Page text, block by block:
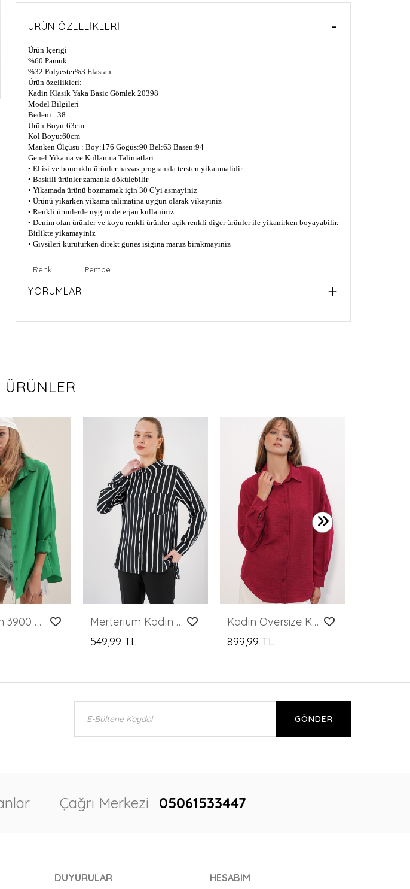
ÜRÜN ÖZELLIKLERI
Ürün Içerigi
%60 Pamuk
%32 Polyester%3 Elastan
Ürün özellikleri:
Kadin Klasik Yaka Basic Gömlek 20398
Model Bilgileri
Bedeni : 38
Ürün Boyu:63cm
Kol Boyu:60cm
Manken Ölçüsü : Boy:176 Gögüs:90 Bel:63 Basen:94
Genel Yikama ve Kullanma Talimatlari
• El isi ve boncuklu ürünler hassas programda tersten yikanmalidir
• Baskili ürünler zamanla dökülebilir
• Yikamada ürünü bozmamak için 30 C'yi asmayiniz
• Ürünü yikarken yikama talimatina uygun olarak yikayiniz
• Renkli ürünlerde uygun deterjan kullaniniz
• Denim olan ürünler ve koyu renkli ürünler açik renkli diger ürünler ile yikanirken boyayabilir.
Birlikte yikamayiniz
• Giysileri kuruturken direkt günes isigina maruz birakmayiniz
Renk Pembe
YORUMLAR
ÜRÜNLER
Merterium 3900 Oversize Uzun Basic Gömlek - Yeşil
Merterium Kadın Uzun Kollu Çizgili Gömlek 20283 - Siyah
549,99 TL
Kadın Oversize Keten Gömlek 20338 - Bordo
899,99 TL
GÖNDER
Çağrı Merkezi 05061533447
DUYURULAR HESABIM